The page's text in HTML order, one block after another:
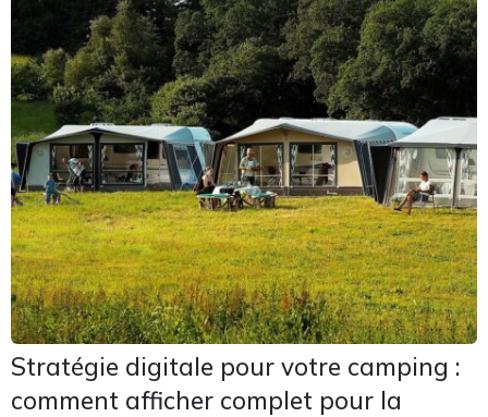
Stratégie digitale pour votre camping :
comment afficher complet pour la